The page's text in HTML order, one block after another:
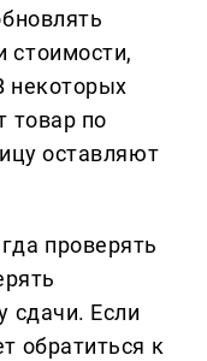
стоимости,
некоторых
товар по
оставляют
проверять
сдачи. Если
обратиться к